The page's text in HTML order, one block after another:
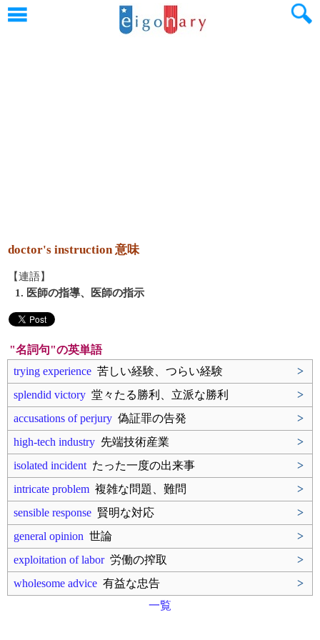
doctor's instruction 意味
【連語】
1. 医師の指導、医師の指示
"名詞句"の英単語
trying experience 苦しい経験、つらい経験
>
splendid victory 堂々たる勝利、立派な勝利
>
accusations of perjury 偽証罪の告発
>
high-tech industry 先端技術産業
>
isolated incident たった一度の出来事
>
intricate problem 複雑な問題、難問
>
sensible response 賢明な対応
>
general opinion 世論
>
exploitation of labor労働の搾取
>
wholesome advice 有益な忠告
>
一覧